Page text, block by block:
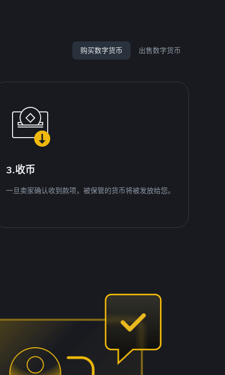
购买数字货币 出售数字货币
3.收币
一旦卖家确认收到款项，被保管的货币将被发放给您。